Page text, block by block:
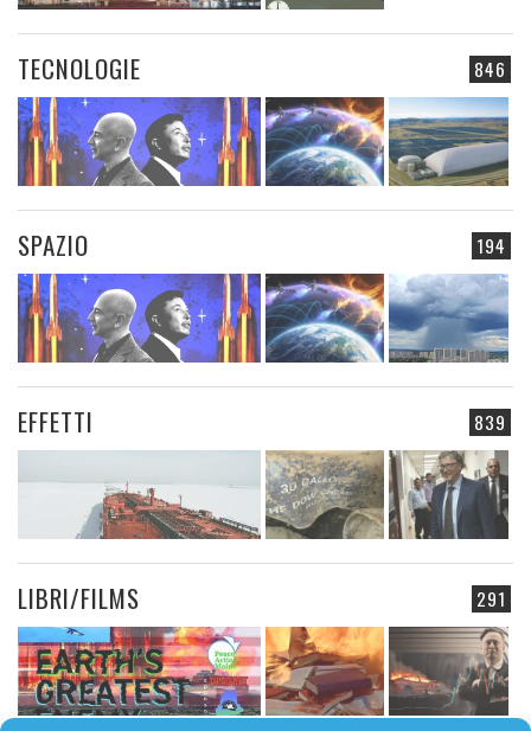
846
TECNOLOGIE
194
SPAZIO
839
EFFETTI
291
LIBRI/FILMS